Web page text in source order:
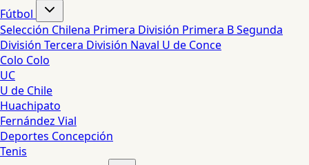
Fútbol
Selección Chilena Primera División Primera BSegunda
División Tercera División Naval U de Conce
Colo Colo
UC
U de Chile
Huachipato
Fernández Vial
Deportes Concepción
Tenis